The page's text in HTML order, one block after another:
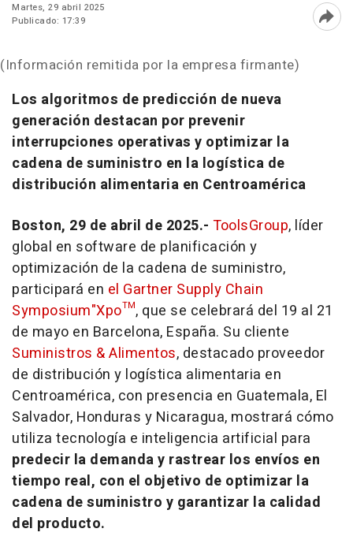
Martes, 29 abril 2025
Publicado: 17:39
(Información remitida por la empresa firmante)
Los algoritmos de predicción de nueva
generación destacan por prevenir
interrupciones operativas y optimizar la
cadena de suministro en la logística de
distribución alimentaria en Centroamérica
Boston, 29 de abril de 2025.- ToolsGroup, líder
global en software de planificación y
optimización de la cadena de suministro,
participará en el Gartner Supply Chain
Symposium"Xpo™, que se celebrará del 19 al 21
de mayo en Barcelona, España. Su cliente
Suministros & Alimentos, destacado proveedor
de distribución y logística alimentaria en
Centroamérica, con presencia en Guatemala, El
Salvador, Honduras y Nicaragua, mostrará cómo
utiliza tecnología e inteligencia artificial para
predecir la demanda y rastrear los envíos en
tiempo real, con el objetivo de optimizar la
cadena de suministro y garantizar la calidad
del producto.